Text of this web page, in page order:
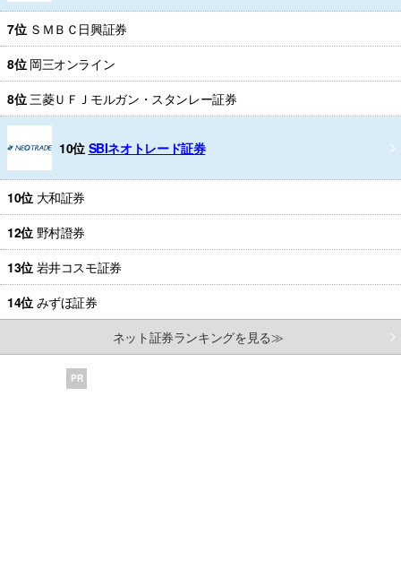
7位 ＳＭＢＣ日興証券
8位 岡三オンライン
8位 三菱ＵＦＪモルガン・スタンレー証券
10位 SBIネオトレード証券
10位 大和証券
12位 野村證券
13位 岩井コスモ証券
14位 みずほ証券
ネット証券ランキングを見る≫
PR